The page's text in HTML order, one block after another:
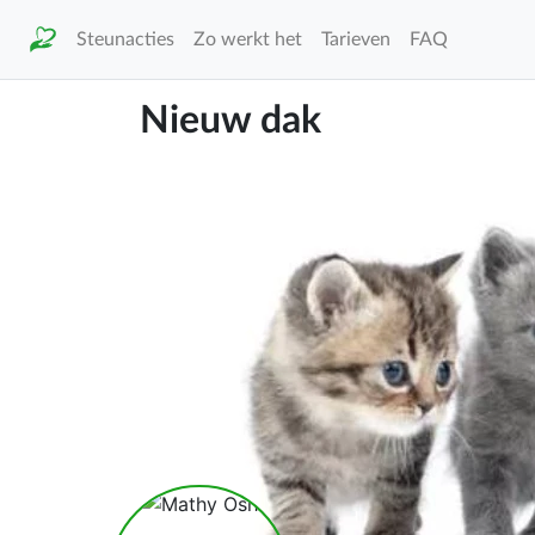
Steunacties Zo werkt het Tarieven FAQ
Nieuw dak